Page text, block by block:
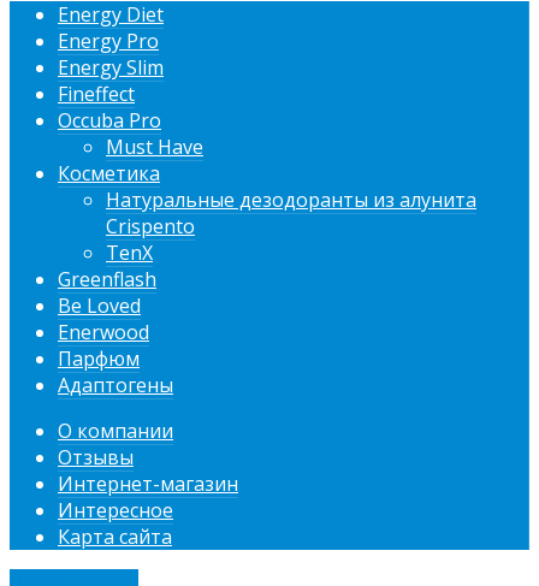
Energy Diet
Energy Pro
Energy Slim
Fineffect
Occuba Pro
Must Have
Косметика
Натуральные дезодоранты из алунита
Crispento
TenX
Greenflash
Be Loved
Enerwood
Парфюм
Адаптогены
О компании
Отзывы
Интернет-магазин
Интересное
Карта сайта